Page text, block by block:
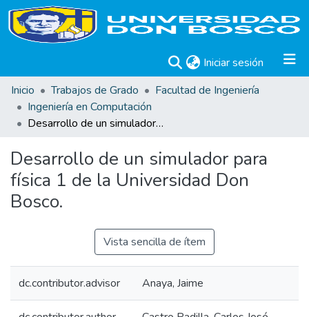
Iniciar sesión (current)
Inicio
Trabajos de Grado
Facultad de Ingeniería
Ingeniería en Computación
Desarrollo de un simulador para física 1 de la Universidad Don Bosco.
Desarrollo de un simulador para
física 1 de la Universidad Don
Bosco.
Vista sencilla de ítem
dc.contributor.advisor Anaya, Jaime